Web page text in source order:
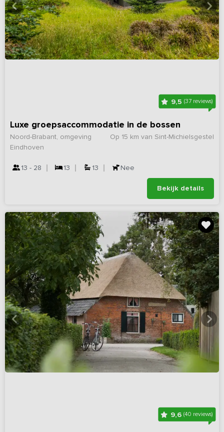
9,5(37 reviews)
Luxe groepsaccommodatie in de bossen
Op 15 km van Sint-Michielsgestel
Noord-Brabant, omgeving
Eindhoven
13 - 28 13 13 Nee
Bekijk details
9,6 (40 reviews)